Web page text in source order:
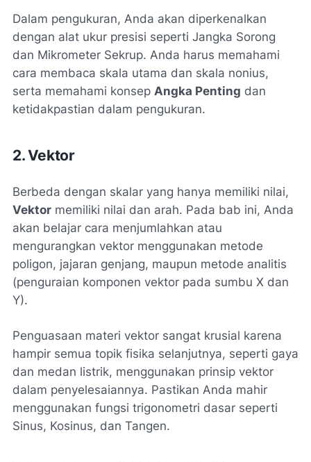
Dalam pengukuran, Anda akan diperkenalkan
dengan alat ukur presisi seperti Jangka Sorong
dan Mikrometer Sekrup. Anda harus memahami
cara membaca skala utama dan skala nonius,
serta memahami konsep Angka Penting dan
ketidakpastian dalam pengukuran.
2. Vektor
Berbeda dengan skalar yang hanya memiliki nilai,
Vektor memiliki nilai dan arah. Pada bab ini, Anda
akan belajar cara menjumlahkan atau
mengurangkan vektor menggunakan metode
poligon, jajaran genjang, maupun metode analitis
(penguraian komponen vektor pada sumbu X dan
Y).
Penguasaan materi vektor sangat krusial karena
hampir semua topik fisika selanjutnya, seperti gaya
dan medan listrik, menggunakan prinsip vektor
dalam penyelesaiannya. Pastikan Anda mahir
menggunakan fungsi trigonometri dasar seperti
Sinus, Kosinus, dan Tangen.